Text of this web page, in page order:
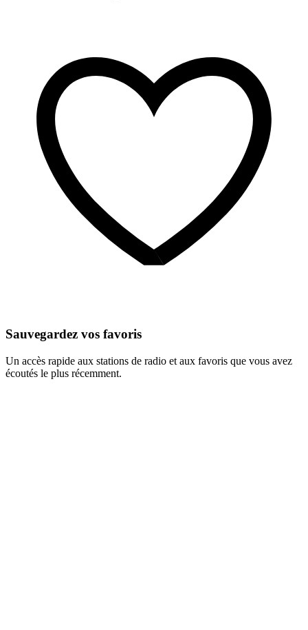
Sauvegardez vos favoris
Un accès rapide aux stations de radio et aux favoris que vous avez
écoutés le plus récemment.